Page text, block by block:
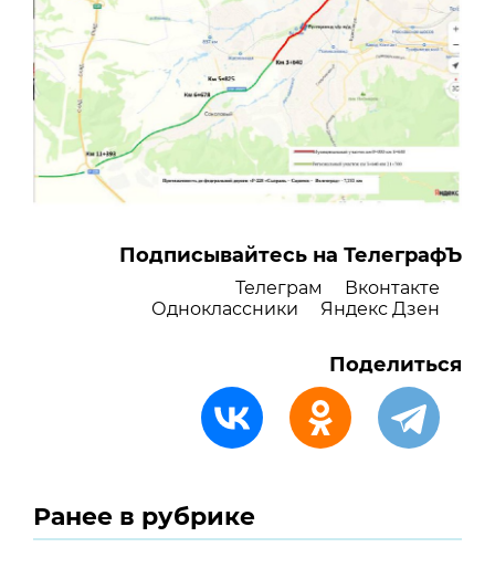
Подписывайтесь на ТелеграфЪ
Телеграм
Вконтакте
Одноклассники
Яндекс Дзен
Поделиться
Ранее в рубрике